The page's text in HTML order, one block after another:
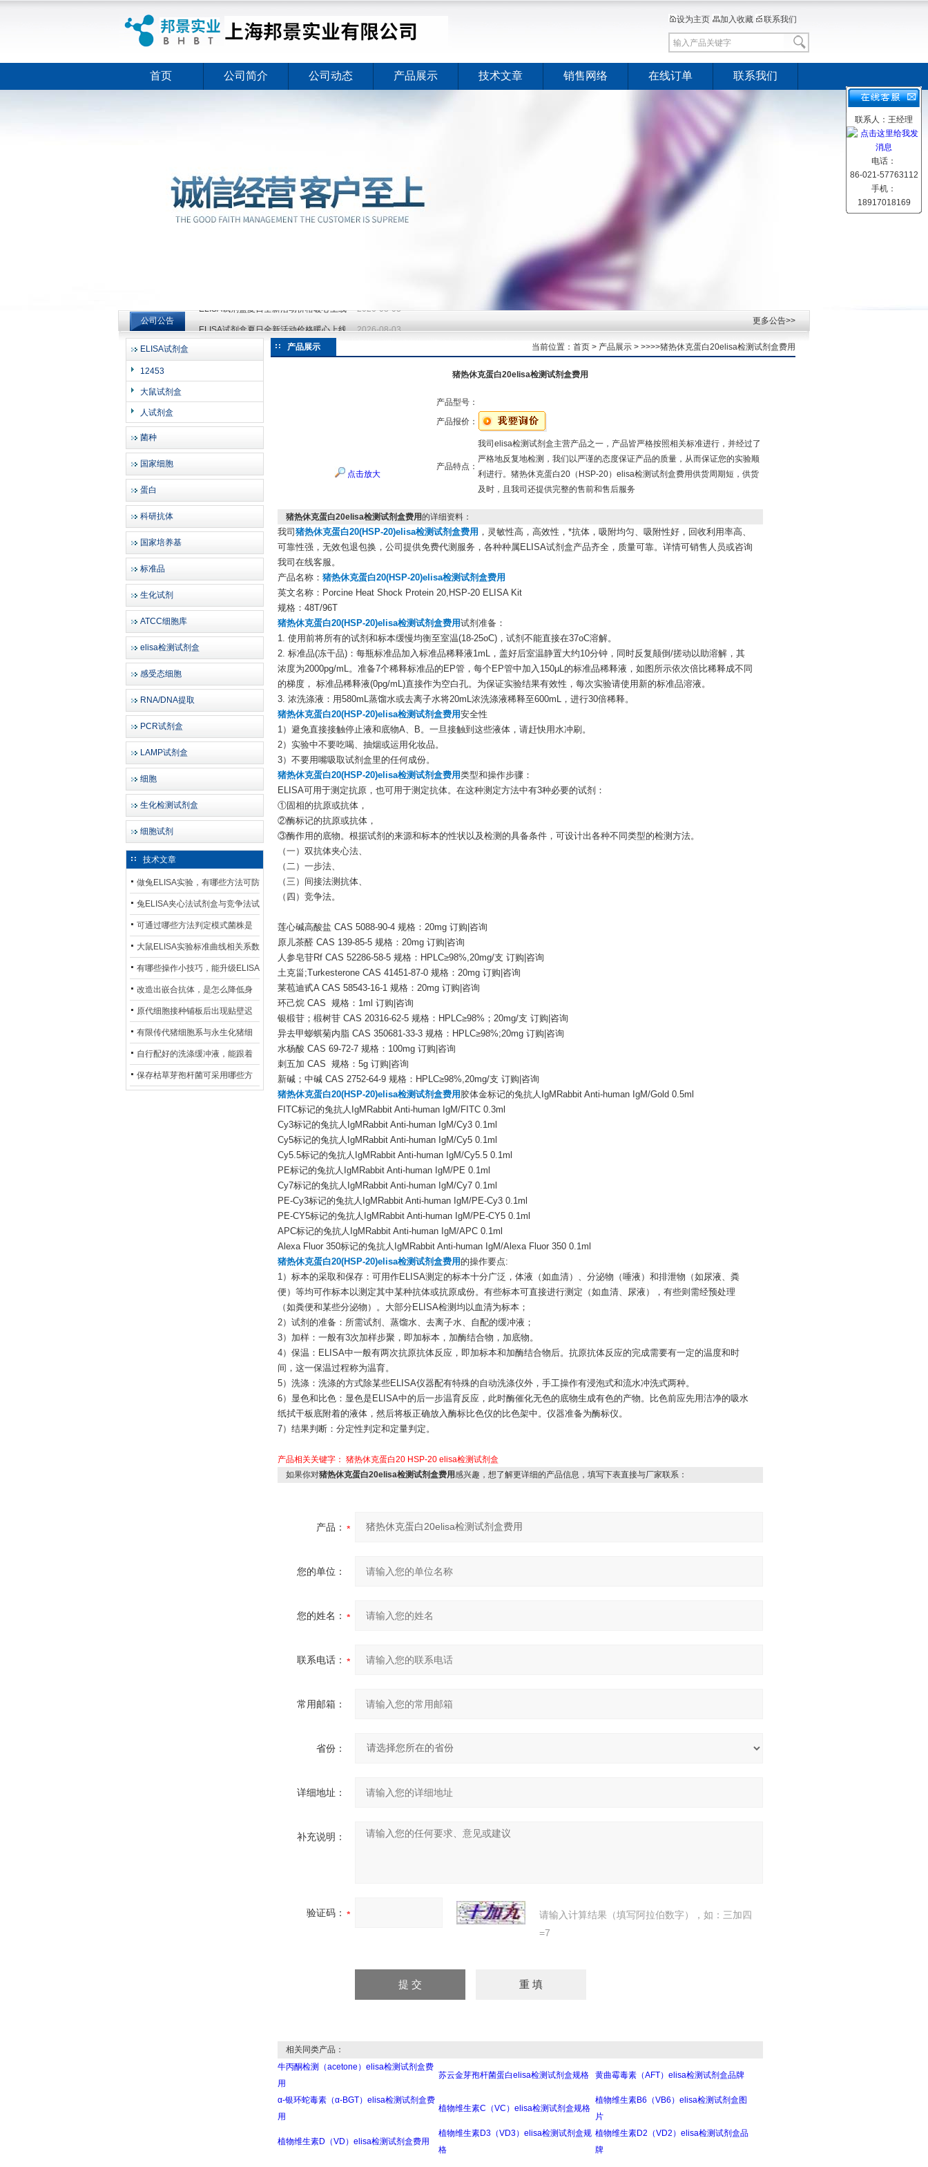
上海邦景实业有限公司
设为主页 加入收藏 联系我们
首页 公司简介 公司动态 产品展示 技术文章 销售网络 在线订单 联系我们
公司公告
ELISA试剂盒夏日全新活动价格暖心上线
更多公告>>
ELISA试剂盒
12453
大鼠试剂盒
人试剂盒
菌种
国家细胞
蛋白
科研抗体
国家培养基
标准品
生化试剂
ATCC细胞库
elisa检测试剂盒
感受态细胞
RNA/DNA提取
PCR试剂盒
LAMP试剂盒
细胞
生化检测试剂盒
细胞试剂
技术文章
做兔ELISA实验，有哪些方法可防
止平台效应发生？
兔ELISA夹心法试剂盒与竞争法试
剂盒，适用检测场景存在哪些差
异？
可通过哪些方法判定模式菌株是
否存在杂菌污染？
大鼠ELISA实验标准曲线相关系数
偏低，可从哪些维度开展问题排
查？
有哪些操作小技巧，能升级ELISA
的LOD与LOQ性能？
改造出嵌合抗体，是怎么降低身
体生成抗鼠抗体（HAMA）的？
原代细胞接种铺板后出现贴壁迟
缓、悬浮细胞数量偏多的现象的
主要诱因
有限传代猪细胞系与永生化猪细
胞系，二者在增殖存活周期上有
什么区别？
自行配好的洗涤缓冲液，能跟着
试剂盒原装干粉放一处储存吗？
保存枯草芽孢杆菌可采用哪些方
产品展示 当前位置： 首页 > 产品展示 > >>>>猪热休克蛋白20elisa检测试剂盒费用
猪热休克蛋白20elisa检测试剂盒费用
点击放大
产品型号：
产品报价：
产品特点：
我司elisa检测试剂盒主营产品之一，产品皆严格按照相关标准进行，并经过了
严格地反复地检测，我们以严谨的态度保证产品的质量，从而保证您的实验顺
利进行。猪热休克蛋白20（HSP-20）elisa检测试剂盒费用供货周期短，供货
及时，且我司还提供完整的售前和售后服务
猪热休克蛋白20elisa检测试剂盒费用的详细资料：
我司 猪热休克蛋白20(HSP-20)elisa检测试剂盒费用 ，灵敏性高，高效性，*抗体，吸附均匀、吸附性好，回收利用率高、
可靠性强，无效包退包换，公司提供免费代测服务，各种种属ELISA试剂盒产品齐全，质量可靠。详情可销售人员或咨询
我司在线客服。
产品名称： 猪热休克蛋白20(HSP-20)elisa检测试剂盒费用
英文名称：Porcine Heat Shock Protein 20,HSP-20 ELISA Kit
规格：48T/96T
猪热休克蛋白20(HSP-20)elisa检测试剂盒费用试剂准备：
1. 使用前将所有的试剂和标本缓慢均衡至室温(18-25oC)，试剂不能直接在37oC溶解。
2. 标准品(冻干品)：每瓶标准品加入标准品稀释液1mL，盖好后室温静置大约10分钟，同时反复颠倒/搓动以助溶解，其
浓度为2000pg/mL。准备7个稀释标准品的EP管，每个EP管中加入150μL的标准品稀释液，如图所示依次倍比稀释成不同
的梯度， 标准品稀释液(0pg/mL)直接作为空白孔。为保证实验结果有效性，每次实验请使用新的标准品溶液。
3. 浓洗涤液：用580mL蒸馏水或去离子水将20mL浓洗涤液稀释至600mL，进行30倍稀释。
猪热休克蛋白20(HSP-20)elisa检测试剂盒费用安全性
1）避免直接接触停止液和底物A、B。一旦接触到这些液体，请赶快用水冲刷。
2）实验中不要吃喝、抽烟或运用化妆品。
3）不要用嘴吸取试剂盒里的任何成份。
猪热休克蛋白20(HSP-20)elisa检测试剂盒费用类型和操作步骤：
ELISA可用于测定抗原，也可用于测定抗体。在这种测定方法中有3种必要的试剂：
①固相的抗原或抗体，
②酶标记的抗原或抗体，
③酶作用的底物。根据试剂的来源和标本的性状以及检测的具备条件，可设计出各种不同类型的检测方法。
（一）双抗体夹心法、
（二）一步法、
（三）间接法测抗体、
（四）竞争法。
莲心碱高酸盐 CAS 5088-90-4 规格：20mg 订购|咨询
原儿茶醛 CAS 139-85-5 规格：20mg 订购|咨询
人参皂苷Rf CAS 52286-58-5 规格：HPLC≥98%,20mg/支 订购|咨询
土克甾;Turkesterone CAS 41451-87-0 规格：20mg 订购|咨询
莱苞迪甙A CAS 58543-16-1 规格：20mg 订购|咨询
环己烷 CAS 规格：1ml 订购|咨询
银椴苷；椴树苷 CAS 20316-62-5 规格：HPLC≥98%；20mg/支 订购|咨询
异去甲蟛蜞菊内脂 CAS 350681-33-3 规格：HPLC≥98%;20mg 订购|咨询
水杨酸 CAS 69-72-7 规格：100mg 订购|咨询
刺五加 CAS 规格：5g 订购|咨询
新碱；中碱 CAS 2752-64-9 规格：HPLC≥98%,20mg/支 订购|咨询
猪热休克蛋白20(HSP-20)elisa检测试剂盒费用 胶体金标记的兔抗人IgMRabbit Anti-human IgM/Gold 0.5ml
FITC标记的兔抗人IgMRabbit Anti-human IgM/FITC 0.3ml
Cy3标记的兔抗人IgMRabbit Anti-human IgM/Cy3 0.1ml
Cy5标记的兔抗人IgMRabbit Anti-human IgM/Cy5 0.1ml
Cy5.5标记的兔抗人IgMRabbit Anti-human IgM/Cy5.5 0.1ml
PE标记的兔抗人IgMRabbit Anti-human IgM/PE 0.1ml
Cy7标记的兔抗人IgMRabbit Anti-human IgM/Cy7 0.1ml
PE-Cy3标记的兔抗人IgMRabbit Anti-human IgM/PE-Cy3 0.1ml
PE-CY5标记的兔抗人IgMRabbit Anti-human IgM/PE-CY5 0.1ml
APC标记的兔抗人IgMRabbit Anti-human IgM/APC 0.1ml
Alexa Fluor 350标记的兔抗人IgMRabbit Anti-human IgM/Alexa Fluor 350 0.1ml
猪热休克蛋白20(HSP-20)elisa检测试剂盒费用 的操作要点:
1）标本的采取和保存：可用作ELISA测定的标本十分广泛，体液（如血清）、分泌物（唾液）和排泄物（如尿液、粪
便）等均可作标本以测定其中某种抗体或抗原成份。有些标本可直接进行测定（如血清、尿液），有些则需经预处理
（如粪便和某些分泌物）。大部分ELISA检测均以血清为标本；
2）试剂的准备：所需试剂、蒸馏水、去离子水、自配的缓冲液；
3）加样：一般有3次加样步聚，即加标本，加酶结合物，加底物。
4）保温：ELISA中一般有两次抗原抗体反应，即加标本和加酶结合物后。抗原抗体反应的完成需要有一定的温度和时
间，这一保温过程称为温育。
5）洗涤：洗涤的方式除某些ELISA仪器配有特殊的自动洗涤仪外，手工操作有浸泡式和流水冲洗式两种。
6）显色和比色：显色是ELISA中的后一步温育反应，此时酶催化无色的底物生成有色的产物。比色前应先用洁净的吸水
纸拭干板底附着的液体，然后将板正确放入酶标比色仪的比色架中。仪器准备为酶标仪。
7）结果判断：分定性判定和定量判定。
产品相关关键字： 猪热休克蛋白20 HSP-20 elisa检测试剂盒
如果你对猪热休克蛋白20elisa检测试剂盒费用感兴趣，想了解更详细的产品信息，填写下表直接与厂家联系：
产品：
您的单位：
您的姓名：
联系电话：
常用邮箱：
省份：
详细地址：
补充说明：
验证码：
请输入计算结果（填写阿拉伯数字），如：三加四
=7
相关同类产品：
牛丙酮检测（acetone）elisa检测试剂盒费
用
苏云金芽孢杆菌蛋白elisa检测试剂盒规格 黄曲霉毒素（AFT）elisa检测试剂盒品牌
α-银环蛇毒素（α-BGT）elisa检测试剂盒费
用
植物维生素C（VC）elisa检测试剂盒规格
植物维生素B6（VB6）elisa检测试剂盒图
片
植物维生素D（VD）elisa检测试剂盒费用
植物维生素D3（VD3）elisa检测试剂盒规
格
植物维生素D2（VD2）elisa检测试剂盒品
牌
联系人：王经理
电话：
86-021-57763112
手机：
18917018169